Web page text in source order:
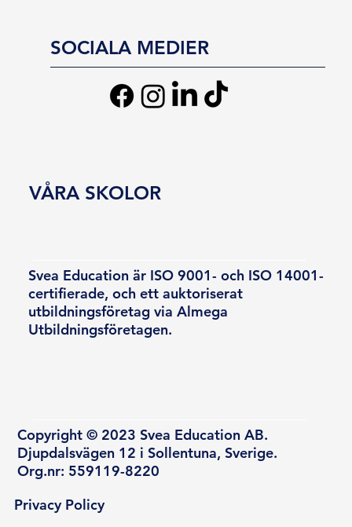
SOCIALA MEDIER
Svea Education är ISO 9001- och ISO 14001-
certifierade, och ett auktoriserat
utbildningsföretag via Almega
Utbildningsföretagen.
Copyright © 2023 Svea Education AB.
Djupdalsvägen 12 i Sollentuna, Sverige.
Org.nr: 559119-8220
VÅRA SKOLOR
Privacy Policy